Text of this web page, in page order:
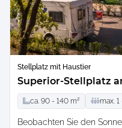
Stellplatz mit Haustier
Superior-Stellplatz
ca. 90 - 140 m² max. 1
Beobachten Sie den